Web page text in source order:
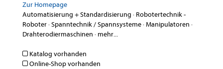
Zur Homepage
Automatisierung + Standardisierung · Robotertechnik -
Roboter·Spanntechnik / Spannsysteme·Manipulatoren ·
Drahterodiermaschinen · mehr...
Katalog vorhanden
Online-Shop vorhanden